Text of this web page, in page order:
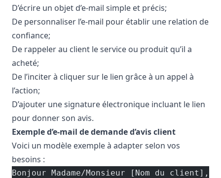
D’écrire un objet d’e-mail simple et précis;
De personnaliser l’e-mail pour établir une relation de
confiance;
De rappeler au client le service ou produit qu’il a
acheté;
De l’inciter à cliquer sur le lien grâce à un appel à
l’action;
D’ajouter une signature électronique incluant le lien
pour donner son avis.
Exemple d’e-mail de demande d’avis client
Voici un modèle exemple à adapter selon vos
besoins :
Bonjour Madame/Monsieur [Nom du client],